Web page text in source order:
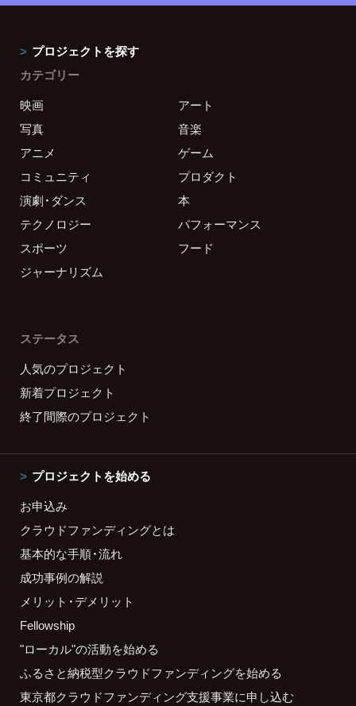
プロジェクトを探す
カテゴリー
映画
アート
写真
音楽
アニメ
ゲーム
コミュニティ
プロダクト
演劇・ダンス
本
テクノロジー
パフォーマンス
スポーツ
フード
ジャーナリズム
ステータス
人気のプロジェクト
新着プロジェクト
終了間際のプロジェクト
プロジェクトを始める
お申込み
クラウドファンディングとは
基本的な手順・流れ
成功事例の解説
メリット・デメリット
Fellowship
"ローカル"の活動を始める
ふるさと納税型クラウドファンディングを始める
東京都クラウドファンディング支援事業に申し込む